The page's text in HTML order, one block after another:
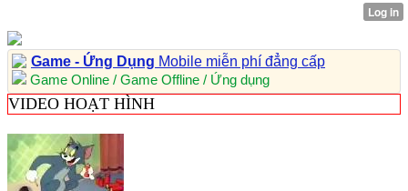
Game - Ứng Dụng Mobile miễn phí đẳng cấp
Game Online / Game Offline / Ứng dụng
VIDEO HOẠT HÌNH